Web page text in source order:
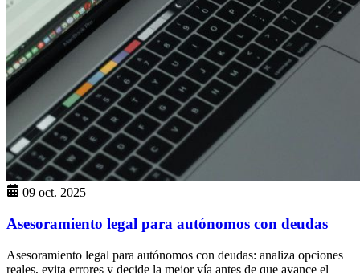
09 oct. 2025
Asesoramiento legal para autónomos con deudas
Asesoramiento legal para autónomos con deudas: analiza opciones
reales, evita errores y decide la mejor vía antes de que avance el